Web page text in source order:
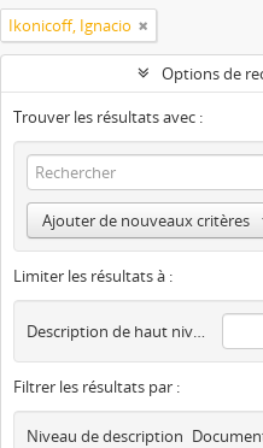
Ikonicoff, Ignacio
Options de
Trouver les résultats avec :
Ajouter de nouveaux critères
Limiter les résultats à :
Description de haut niveau
Filtrer les résultats par :
Niveau de description